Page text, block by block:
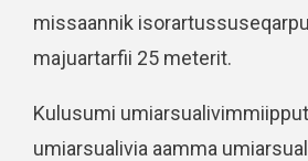
missaannik
majuartarfii 25 meterit.
Kulusumi
umiarsualivia aamma